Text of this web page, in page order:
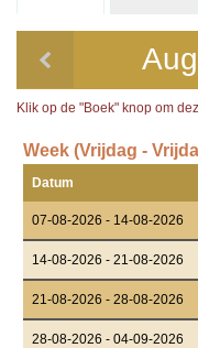
Klik op de "Boek" knop om
Week (Vrijdag -
Datum
07-08-2026 - 14-08-2026
14-08-2026 - 21-08-2026
21-08-2026 - 28-08-2026
28-08-2026 - 04-09-2026